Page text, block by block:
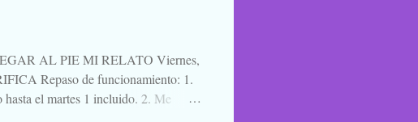
AL PIE MI RELATO Viernes,
Repaso de funcionamiento: 1.
hasta el martes 1 incluido. 2. Me